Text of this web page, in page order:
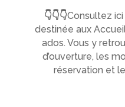
👇👇👇Consultez
destinée aux
ados. Vous y
d’ouverture, les
réservation et